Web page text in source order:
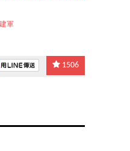
軍
1506